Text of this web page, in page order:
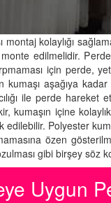
montaj kolaylığı
edilmelidir.
için perde,
kumaşı aşağıya
ile perde
kumaşın içine
edilebilir. Polyester
özen
gibi birşey söz
Uygun